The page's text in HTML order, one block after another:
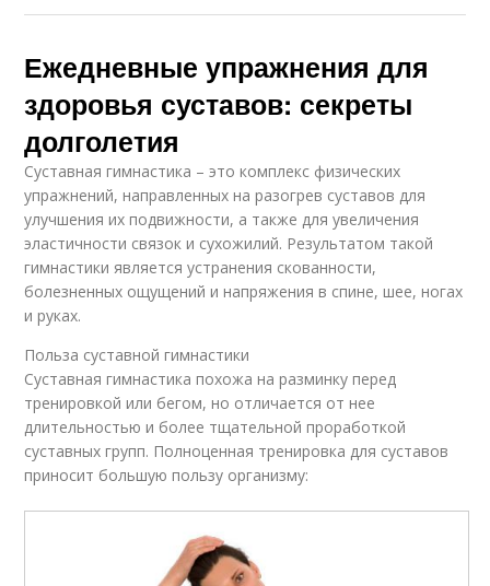
Ежедневные упражнения для
здоровья суставов: секреты
долголетия
Суставная гимнастика – это комплекс физических
упражнений, направленных на разогрев суставов для
улучшения их подвижности, а также для увеличения
эластичности связок и сухожилий. Результатом такой
гимнастики является устранения скованности,
болезненных ощущений и напряжения в спине, шее, ногах
и руках.
Польза суставной гимнастики
Суставная гимнастика похожа на разминку перед
тренировкой или бегом, но отличается от нее
длительностью и более тщательной проработкой
суставных групп. Полноценная тренировка для суставов
приносит большую пользу организму: